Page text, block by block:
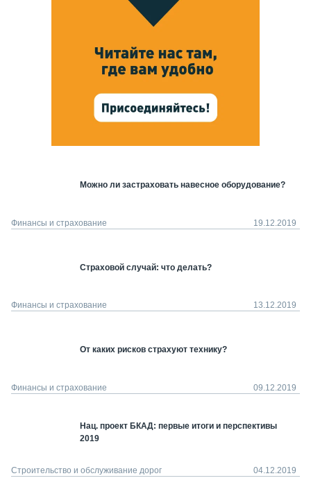
Можно ли застраховать навесное оборудование?
Финансы и страхование 19.12.2019
Страховой случай: что делать?
Финансы и страхование 13.12.2019
От каких рисков страхуют технику?
Финансы и страхование 09.12.2019
Нац. проект БКАД: первые итоги и перспективы
2019
Строительство и обслуживание дорог 04.12.2019